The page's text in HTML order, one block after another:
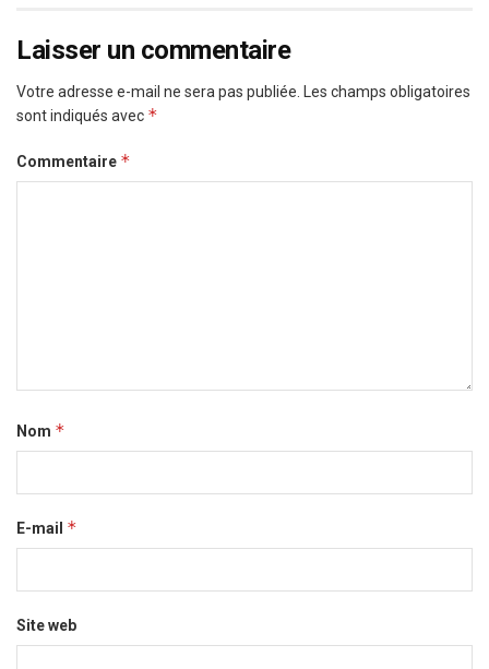
Laisser un commentaire
Votre adresse e-mail ne sera pas publiée. Les champs obligatoires
sont indiqués avec *
Commentaire *
Nom *
E-mail *
Site web